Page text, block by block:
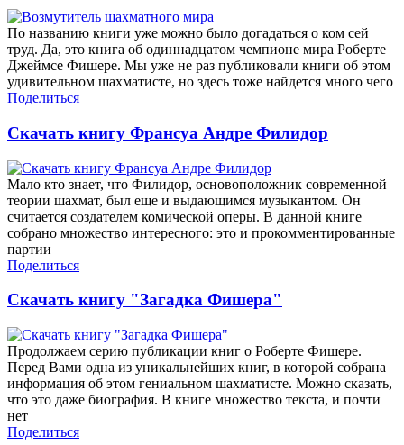
По названию книги уже можно было догадаться о ком сей
труд. Да, это книга об одиннадцатом чемпионе мира Роберте
Джеймсе Фишере. Мы уже не раз публиковали книги об этом
удивительном шахматисте, но здесь тоже найдется много чего
Поделиться
Скачать книгу Франсуа Андре Филидор
Мало кто знает, что Филидор, основоположник современной
теории шахмат, был еще и выдающимся музыкантом. Он
считается создателем комической оперы. В данной книге
собрано множество интересного: это и прокомментированные
партии
Поделиться
Скачать книгу "Загадка Фишера"
Продолжаем серию публикации книг о Роберте Фишере.
Перед Вами одна из уникальнейших книг, в которой собрана
информация об этом гениальном шахматисте. Можно сказать,
что это даже биография. В книге множество текста, и почти
нет
Поделиться